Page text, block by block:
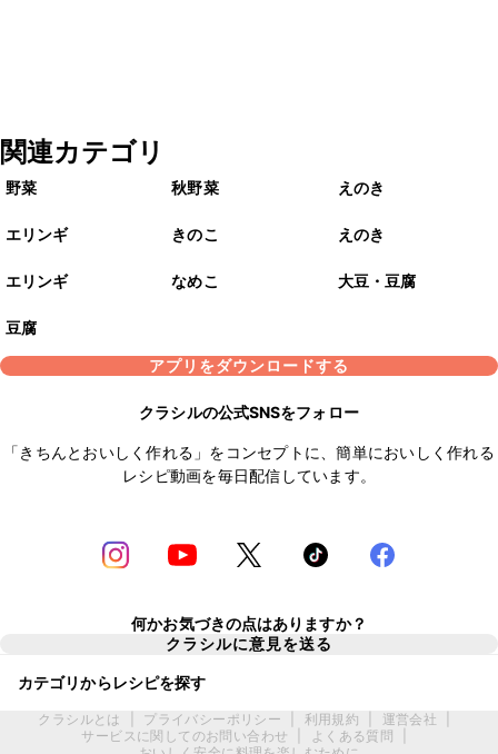
関連カテゴリ
野菜 秋野菜 えのき
エリンギ きのこ えのき
エリンギ なめこ 大豆・豆腐
豆腐
アプリをダウンロードする
クラシルの公式SNSをフォロー
「きちんとおいしく作れる」をコンセプトに、簡単においしく作れる
レシピ動画を毎日配信しています。
何かお気づきの点はありますか？
クラシルに意見を送る
カテゴリからレシピを探す
クラシルとは プライバシーポリシー 利用規約 運営会社
サービスに関してのお問い合わせ
よくある質問